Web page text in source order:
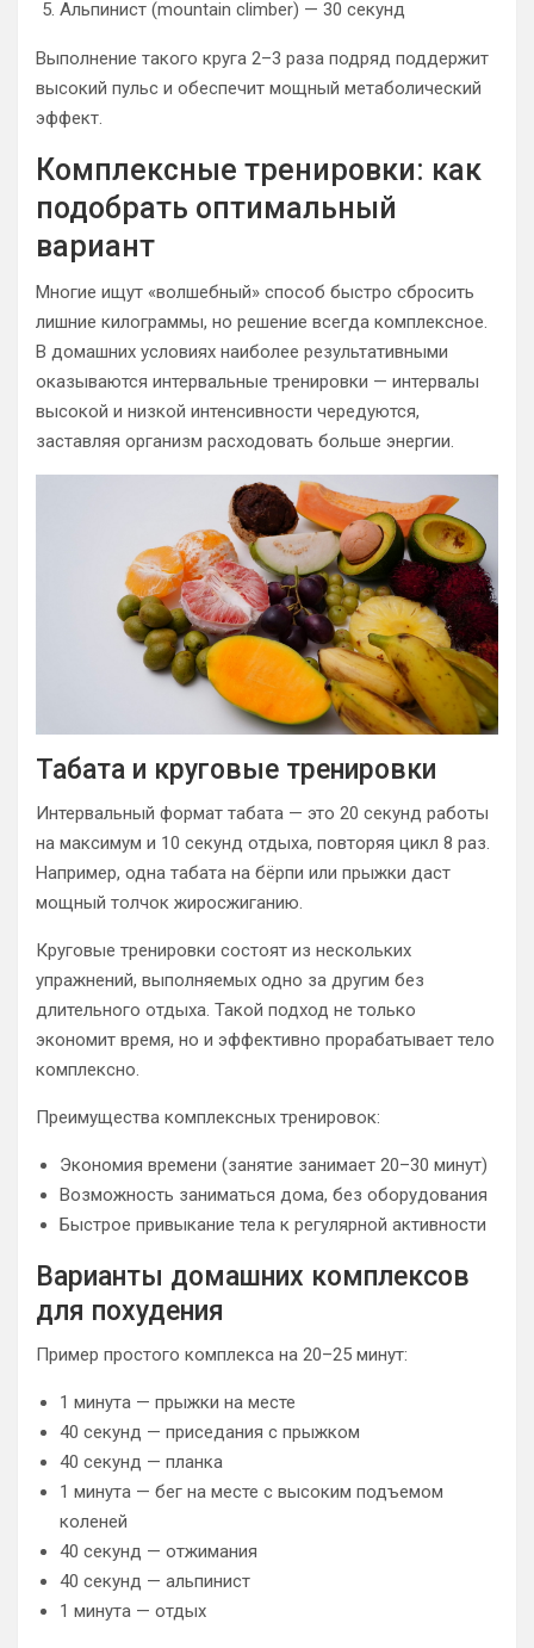
Альпинист (mountain climber) — 30 секунд
Выполнение такого круга 2–3 раза подряд поддержит
высокий пульс и обеспечит мощный метаболический
эффект.
Комплексные тренировки: как
подобрать оптимальный
вариант
Многие ищут «волшебный» способ быстро сбросить
лишние килограммы, но решение всегда комплексное.
В домашних условиях наиболее результативными
оказываются интервальные тренировки — интервалы
высокой и низкой интенсивности чередуются,
заставляя организм расходовать больше энергии.
Табата и круговые тренировки
Интервальный формат табата — это 20 секунд работы
на максимум и 10 секунд отдыха, повторяя цикл 8 раз.
Например, одна табата на бёрпи или прыжки даст
мощный толчок жиросжиганию.
Круговые тренировки состоят из нескольких
упражнений, выполняемых одно за другим без
длительного отдыха. Такой подход не только
экономит время, но и эффективно прорабатывает тело
комплексно.
Преимущества комплексных тренировок:
Экономия времени (занятие занимает 20–30 минут)
Возможность заниматься дома, без оборудования
Быстрое привыкание тела к регулярной активности
Варианты домашних комплексов
для похудения
Пример простого комплекса на 20–25 минут:
1 минута — прыжки на месте
40 секунд — приседания с прыжком
40 секунд — планка
1 минута — бег на месте с высоким подъемом
коленей
40 секунд — отжимания
40 секунд — альпинист
1 минута — отдых